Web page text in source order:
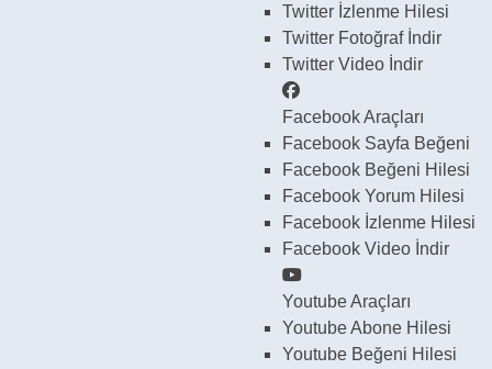
Twitter İzlenme Hilesi
Twitter Fotoğraf İndir
Twitter Video İndir
Facebook Araçları
Facebook Sayfa Beğeni
Facebook Beğeni Hilesi
Facebook Yorum Hilesi
Facebook İzlenme Hilesi
Facebook Video İndir
Youtube Araçları
YoutubeAbone Hilesi
Youtube Beğeni Hilesi